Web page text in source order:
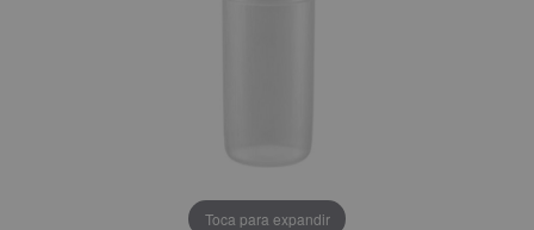
Toca para expandir